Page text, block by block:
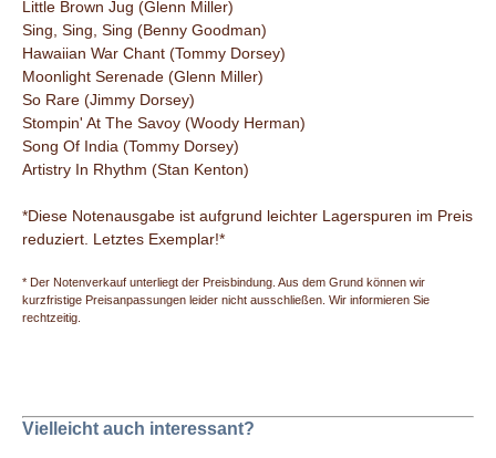
Little Brown Jug (Glenn Miller)
Sing, Sing, Sing (Benny Goodman)
Hawaiian War Chant (Tommy Dorsey)
Moonlight Serenade (Glenn Miller)
So Rare (Jimmy Dorsey)
Stompin' At The Savoy (Woody Herman)
Song Of India (Tommy Dorsey)
Artistry In Rhythm (Stan Kenton)
*Diese Notenausgabe ist aufgrund leichter Lagerspuren im Preis
reduziert. Letztes Exemplar!*
* Der Notenverkauf unterliegt der Preisbindung. Aus dem Grund können wir
kurzfristige Preisanpassungen leider nicht ausschließen. Wir informieren Sie
rechtzeitig.
Vielleicht auch interessant?